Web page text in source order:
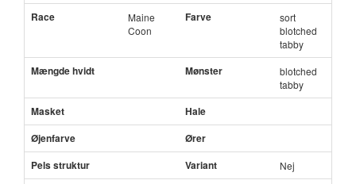
Race
Maine
Coon
Farve
sort
blotched
tabby
Mængde hvidt Mønster
blotched
tabby
Masket
Hale
Øjenfarve
Ører
Pels struktur
Variant Nej